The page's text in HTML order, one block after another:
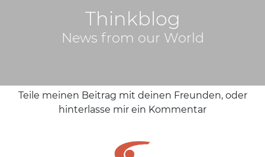
Thinkblog
News from our World
Teile meinen Beitrag mit deinen Freunden, oder
hinterlasse mir ein Kommentar